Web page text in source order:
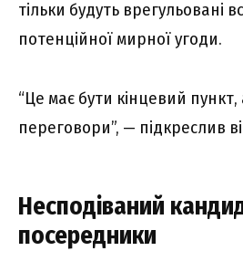
тільки будуть врегульовані
потенційної мирної угоди.
“Це має бути кінцевий пункт,
переговори”, — підкреслив
Несподіваний
посередники